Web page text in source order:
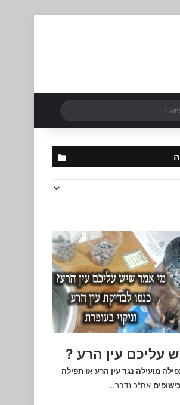
עליכם עין הרע ?
מועילה נגד עין הרע אותפילה
אח"כ נדבר…